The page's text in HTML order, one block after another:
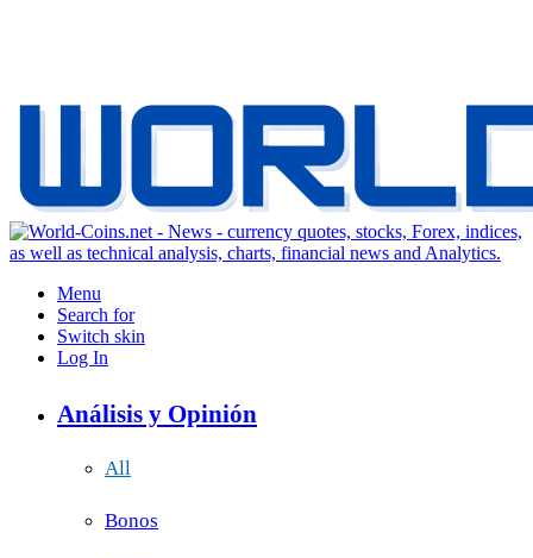
Menu
Search for
Switch skin
Log In
Análisis y Opinión
All
Bonos